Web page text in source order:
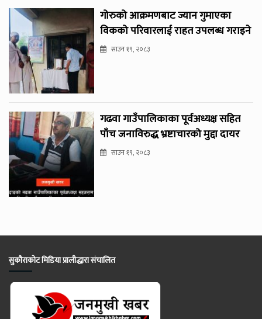
गोरुको आक्रमणबाट ज्यान गुमाएका
विकको परिवारलाई राहत उपलब्ध गराइने
साउन १९, २०८३
गढवा गाउँपालिकाका पूर्वअध्यक्ष सहित
पाँच जनाविरुद्ध भ्रष्टाचारको मुद्दा दायर
साउन १९, २०८३
सुकौराकोट मिडिया प्रालीद्धारा संचालित